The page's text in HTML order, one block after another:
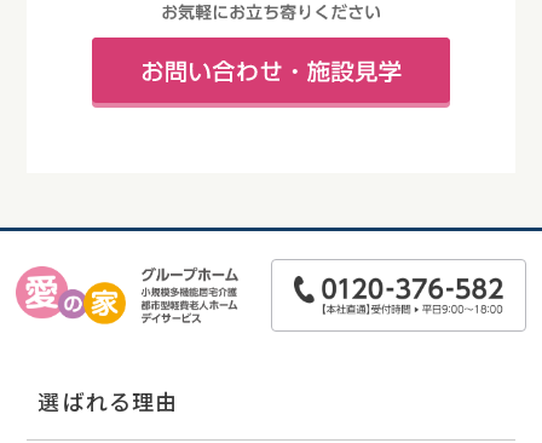
選ばれる理由